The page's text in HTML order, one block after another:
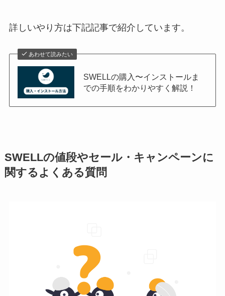
詳しいやり方は下記記事で紹介しています。
あわせて読みたい
SWELLの購入〜インストールま
での手順をわかりやすく解説！
SWELLの値段やセール・キャンペーンに
関するよくある質問